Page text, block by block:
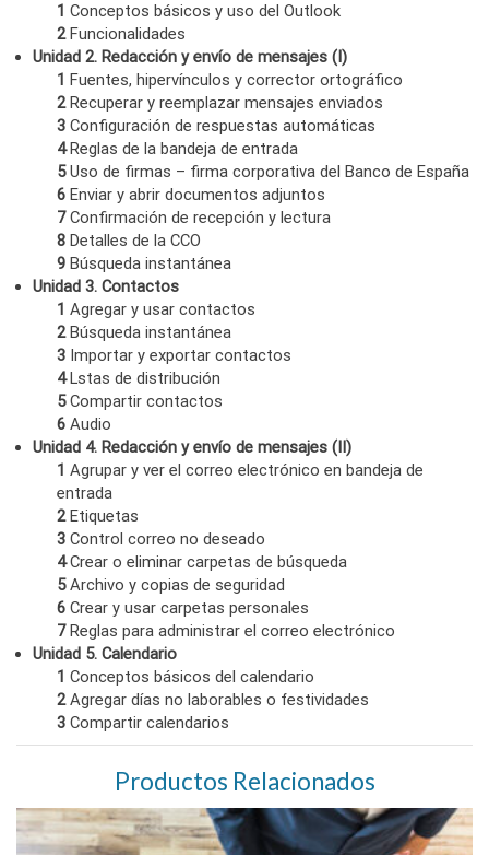
1 Conceptos básicos y uso del Outlook
2Funcionalidades
Unidad 2. Redacción y envío de mensajes (I)
1 Fuentes, hipervínculos y corrector ortográfico
2Recuperar y reemplazar mensajes enviados
3 Configuración de respuestas automáticas
4Reglas de la bandeja de entrada
5Uso de firmas – firma corporativa del Banco de España
6 Enviar y abrir documentos adjuntos
7Confirmación de recepción y lectura
8 Detalles de la CCO
9 Búsqueda instantánea
Unidad 3. Contactos
1 Agregar y usar contactos
2Búsqueda instantánea
3 Importar y exportar contactos
4Lstas de distribución
5Compartir contactos
6 Audio
Unidad 4. Redacción y envío de mensajes (II)
1 Agrupar y ver el correo electrónico en bandeja de
entrada
2Etiquetas
3 Control correo no deseado
4Crear o eliminar carpetas de búsqueda
5Archivo y copias de seguridad
6 Crear y usar carpetas personales
7Reglas para administrar el correo electrónico
Unidad 5. Calendario
1 Conceptos básicos del calendario
2Agregar días no laborables o festividades
3 Compartir calendarios
Productos Relacionados